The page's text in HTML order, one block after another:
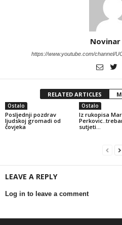
Novinar
https://www.youtube.com/channel/
RELATED ARTICLES
Ostalo
Posljednji pozdrav
ljudskoj gromadi od
čovjeka
Ostalo
Iz rukopisa
sutjeti…
LEAVE A REPLY
Log in to leave a comment